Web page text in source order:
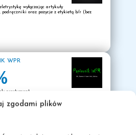
zgodami plików
– min. 50% obecności
między wrześniem
2025 (miesiące nie
kolejne).
osobę
nawet 40 osób
wyłączając artykuły
podręczniki oraz pozycje z etykietą b/r (bez
WPR
asortyment